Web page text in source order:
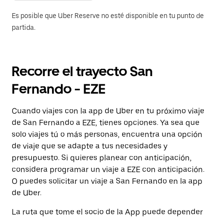
Es posible que Uber Reserve no esté disponible en tu punto de
partida.
Recorre el trayecto San
Fernando - EZE
Cuando viajes con la app de Uber en tu próximo viaje
de San Fernando a EZE, tienes opciones. Ya sea que
solo viajes tú o más personas, encuentra una opción
de viaje que se adapte a tus necesidades y
presupuesto. Si quieres planear con anticipación,
considera programar un viaje a EZE con anticipación.
O puedes solicitar un viaje a San Fernando en la app
de Uber.
La ruta que tome el socio de la App puede depender